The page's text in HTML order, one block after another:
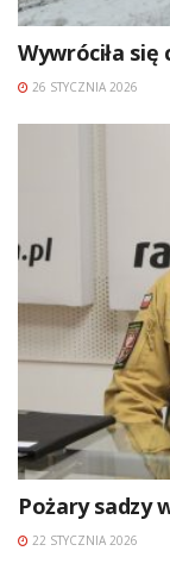
Wywróciła
26 STYCZNIA 2026
Pożary sadzy
22 STYCZNIA 2026